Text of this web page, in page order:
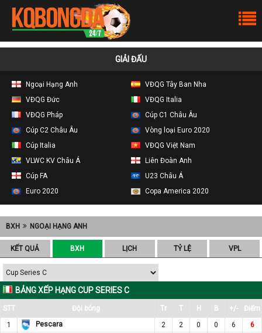
GIẢI ĐẤU
Ngoại Hạng Anh
VĐQG Tây Ban Nha
VĐQG Đức
VĐQG Italia
VĐQG Pháp
Cúp C1 Châu Âu
Cúp C2 Châu Âu
Vòng loại Euro 2020
Cúp Italia
VĐQG Việt Nam
VLWC KV Châu Á
Liên Đoàn Anh
Cúp FA
U23 Châu Á
Euro 2020
Copa America 2020
BXH NGOẠI HẠNG ANH
KẾT QUẢ BXH LỊCH TỶ LỆ VPL
BẢNG XẾP HẠNG CUP SERIES C
STT Đội bóng Tr T H B +/-
Điểm
1
Pescara 2 2 0 0 6
6